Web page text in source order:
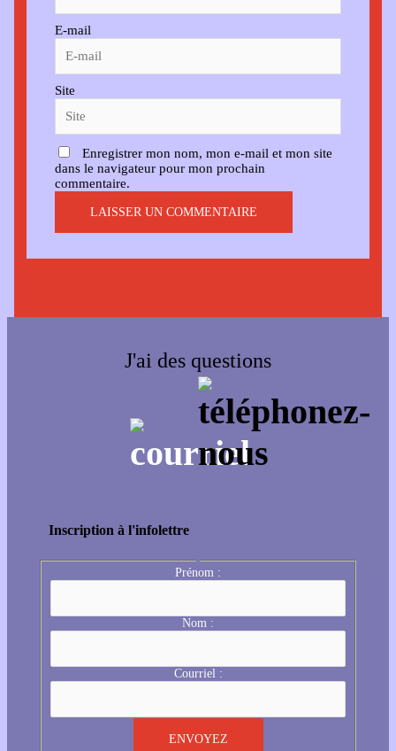
E-mail
Site
Enregistrer mon nom, mon e-mail et mon site
dans le navigateur pour mon prochain
commentaire.
J'ai des questions
Inscription à l'infolettre
Prénom :
Nom :
Courriel :